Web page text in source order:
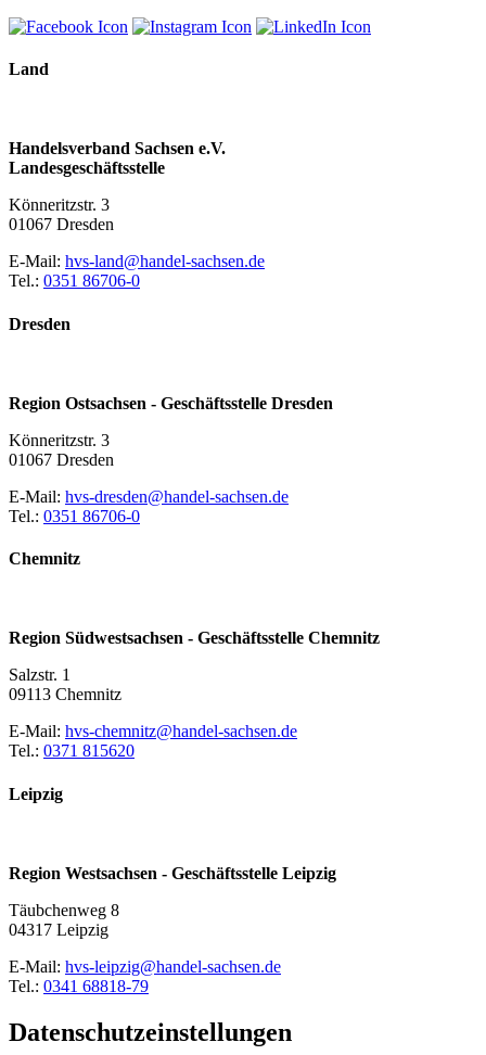
Land
Handelsverband Sachsen e.V.
Landesgeschäftsstelle
Könneritzstr. 3
01067 Dresden
E-Mail: hvs-land@handel-sachsen.de
Tel.: 0351 86706-0
Dresden
Region Ostsachsen - Geschäftsstelle Dresden
Könneritzstr. 3
01067 Dresden
E-Mail: hvs-dresden@handel-sachsen.de
Tel.: 0351 86706-0
Chemnitz
Region Südwestsachsen - Geschäftsstelle Chemnitz
Salzstr. 1
09113 Chemnitz
E-Mail: hvs-chemnitz@handel-sachsen.de
Tel.: 0371 815620
Leipzig
Region Westsachsen - Geschäftsstelle Leipzig
Täubchenweg 8
04317 Leipzig
E-Mail: hvs-leipzig@handel-sachsen.de
Tel.: 0341 68818-79
Datenschutzeinstellungen